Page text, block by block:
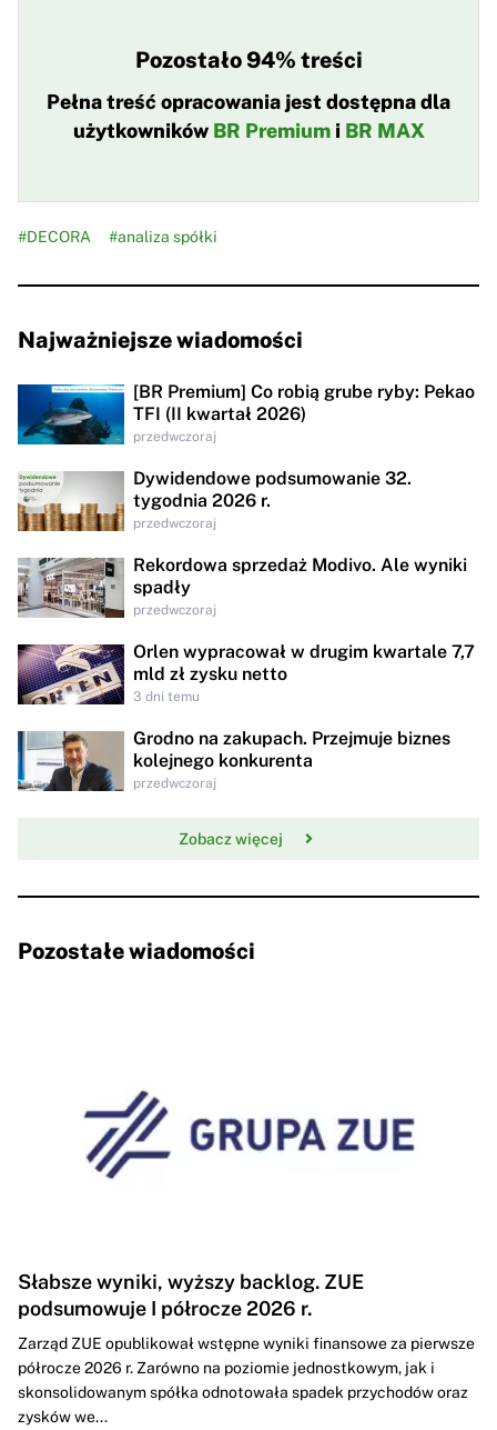
Pozostało 94% treści
Pełna treść opracowania jest dostępna dla
użytkowników BR Premiumi BR MAX
#DECORA #analiza spółki
Najważniejsze wiadomości
[BR Premium] Co robią grube ryby: Pekao
TFI (II kwartał 2026)
przedwczoraj
Dywidendowe podsumowanie 32.
tygodnia 2026 r.
przedwczoraj
Rekordowa sprzedaż Modivo. Ale wyniki
spadły
przedwczoraj
Orlen wypracował w drugim kwartale 7,7
mld zł zysku netto
3 dni temu
Grodno na zakupach. Przejmuje biznes
kolejnego konkurenta
przedwczoraj
Zobacz więcej
Pozostałe wiadomości
Słabsze wyniki, wyższy backlog. ZUE
podsumowuje I półrocze 2026 r.
Zarząd ZUE opublikował wstępne wyniki finansowe za pierwsze
półrocze 2026 r. Zarówno na poziomie jednostkowym, jak i
skonsolidowanym spółka odnotowała spadek przychodów oraz
zysków we...